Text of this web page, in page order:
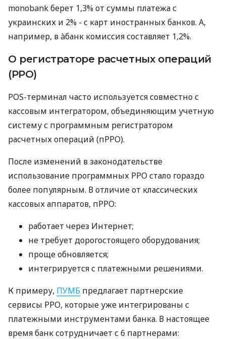
monobank берет 1,3% от суммы платежа с
украинских и 2% - с карт иностранных банков. А,
например, в àбанк комиссия составляет 1,2%.
О регистраторе расчетных операций
(РРО)
POS-терминал часто используется совместно с
кассовым интегратором, объединяющим учетную
систему с программным регистратором
расчетных операций (пРРО).
После изменений в законодательстве
использование программных РРО стало гораздо
более популярным. В отличие от классических
кассовых аппаратов, пРРО:
работает через Интернет;
не требует дорогостоящего оборудования;
проще обновляется;
интегрируется с платежными решениями.
К примеру, ПУМБ предлагает партнерские
сервисы РРО, которые уже интегрированы с
платежными инструментами банка. В настоящее
время банк сотрудничает с 6 партнерами: